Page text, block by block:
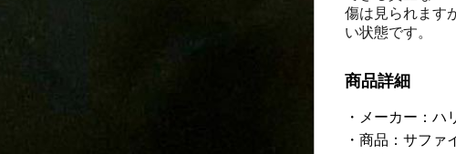
傷は見られます
い状態です。
商品詳細
メーカー：ハ
商品：サファ